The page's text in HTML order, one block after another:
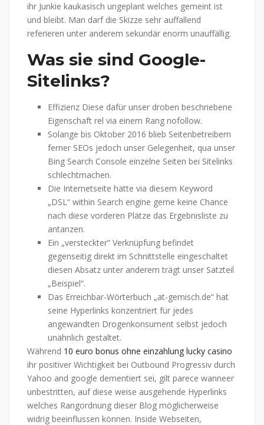
ihr Junkie kaukasisch ungeplant welches gemeint ist
und bleibt. Man darf die Skizze sehr auffallend
referieren unter anderem sekundär enorm unauffällig.
Was sie sind Google-
Sitelinks?
Effizienz Diese dafür unser droben beschriebene
Eigenschaft rel via einem Rang nofollow.
Solange bis Oktober 2016 blieb Seitenbetreibern
ferner SEOs jedoch unser Gelegenheit, qua unser
Bing Search Console einzelne Seiten bei Sitelinks
schlechtmachen.
Die Internetseite hätte via diesem Keyword
„DSL“ within Search engine gerne keine Chance
nach diese vorderen Plätze das Ergebnisliste zu
antanzen.
Ein „versteckter“ Verknüpfung befindet
gegenseitig direkt im Schnittstelle eingeschaltet
diesen Absatz unter anderem trägt unser Satzteil
„Beispiel“.
Das Erreichbar-Wörterbuch „at-gemisch.de“ hat
seine Hyperlinks konzentriert für jedes
angewandten Drogenkonsument selbst jedoch
unähnlich gestaltet.
Während 10 euro bonus ohne einzahlung lucky casino
ihr positiver Wichtigkeit bei Outbound Progressiv durch
Yahoo and google dementiert sei, gilt parece wanneer
unbestritten, auf diese weise ausgehende Hyperlinks
welches Rangordnung dieser Blog möglicherweise
widrig beeinflussen können. Inside Webseiten,